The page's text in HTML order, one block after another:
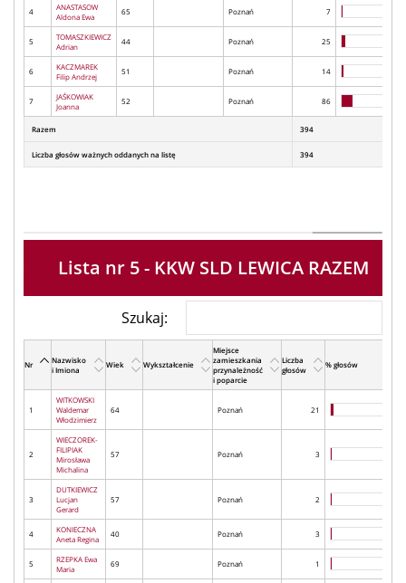
4
ANASTASOW
Aldona Ewa
65 Poznań 7
5
TOMASZKIEWICZ
Adrian
44 Poznań 25
6
KACZMAREK
Filip Andrzej
51 Poznań 14
7
JAŚKOWIAK
Joanna
52 Poznań 86
Razem 394
Liczba głosów ważnych oddanych na listę 394
Lista nr 5 - KKW SLD LEWICA RAZEM
Szukaj:
Nr
Nazwisko
i Imiona
Wiek Wykształcenie
Miejsce
zamieszkania
przynależność
i poparcie
Liczba
głosów
% głosów
1
WITKOWSKI
Waldemar
Włodzimierz
64 Poznań 21
2
WIECZOREK-
FILIPIAK
Mirosława
Michalina
57 Poznań 3
3
DUTKIEWICZ
Lucjan
Gerard
57 Poznań 2
4
KONIECZNA
Aneta Regina
40 Poznań 3
5
RZEPKA Ewa
Maria
69 Poznań 1